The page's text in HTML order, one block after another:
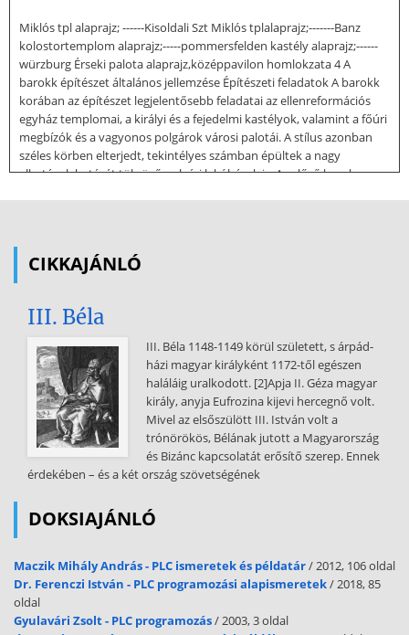
Miklós tpl alaprajz; ------Kisoldali Szt Miklós tplalaprajz;-------Banz
kolostortemplom alaprajz;-----pommersfelden kastély alaprajz;------
würzburg Érseki palota alaprajz,középpavilon homlokzata 4 A
barokk építészet általános jellemzése Építészeti feladatok A barokk
korában az építészet legjelentősebb feladatai az ellenreformációs
egyház templomai, a királyi és a fejedelmi kastélyok, valamint a főúri
megbízók és a vagyonos polgárok városi palotái. A stílus azonban
széles körben elterjedt, tekintélyes számban épültek a nagy
alkotások hatását tükröző polgári lakóházak is. Az előző korok
rendezték. Egész városrészek képét átformáló nagyszabású
számottevő művészi feladattá a kertépítés A francia kastélyok körül
rendben szervezett hatalmas parkokat telepítettek. A dráma- és
operairodalom fellendülését követve eleinte főként Itáliában, majd
máshol is számos színház épült. Kialakult az a jellegzetes megoldás,
amelyben - az addig lépcsőzetesen emelkedő nézőteret
helyettesítve - a patkó alakú földszintet több emelt sorban páholyok
veszik körül. Az összetettebbé vált társadalmi igények szolgálatában
kifejlődött a kórházak, iskolák és könyvtárak korra jellemző típusa. A
haditechnika és a hadszervezet változásának megfelelően
elszállásolására nagyméretű kaszárnyák, az elaggott vagy
reneszánsz idején kialakult új-olasz erődrendszer. A katonai
építészetben az itáliai hadmérnökök helyét a franciák vették át. A
legnevesebb erődépítő mester a XVII században, a francia Vauban
CIKKAJÁNLÓ
III. Béla
III. Béla 1148-1149 körül született, s árpád-
házi magyar királyként 1172-től egészen
haláláig uralkodott. [2]Apja II. Géza magyar
király, anyja Eufrozina kijevi hercegnő volt.
Mivel az elsőszülött III. István volt a
trónörökös, Bélának jutott a Magyarország
és Bizánc kapcsolatát erősítő szerep. Ennek
érdekében – és a két ország szövetségének
DOKSIAJÁNLÓ
Maczik Mihály András - PLC ismeretek és példatár/ 2012, 106 oldal
Dr. Ferenczi István - PLC programozási alapismeretek/ 2018, 85
oldal
Gyulavári Zsolt - PLC programozás/ 2003, 3 oldal